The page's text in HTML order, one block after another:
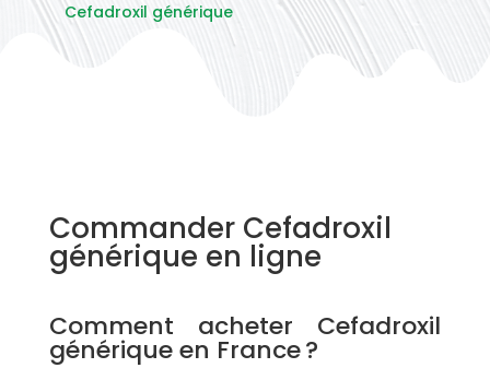
Cefadroxil générique
Commander Cefadroxil
générique en ligne
Comment acheter Cefadroxil
générique en France ?